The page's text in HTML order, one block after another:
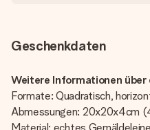
Geschenkdaten
Weitere Informationen über
Formate: Quadratisch,
Abmessungen: 20x20x4cm